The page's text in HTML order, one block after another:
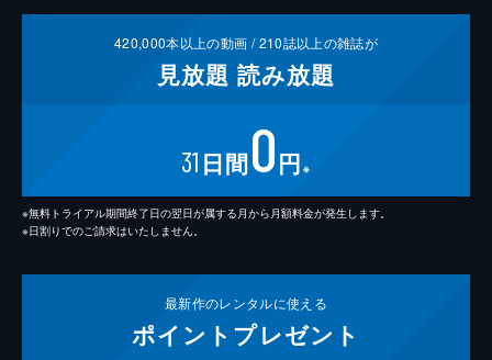
420,000本以上の動画 /210誌以上の雑誌が
見放題 読み放題
31 日間0円 ※
※無料トライアル期間終了日の翌日が属する月から月額料金が発生します。
※日割りでのご請求はいたしません。
最新作のレンタルに使える
ポイント プレゼント